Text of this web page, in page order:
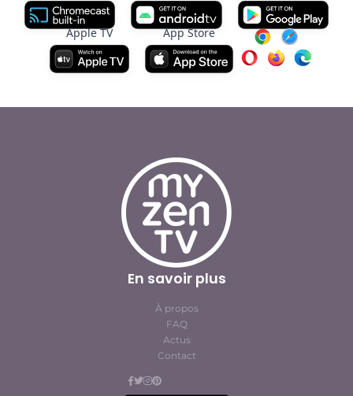
Apple TV App Store
En savoir plus
À propos
FAQ
Actus
Contact